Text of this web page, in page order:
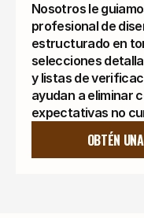
Nosotros le
profesional de
estructurado en
selecciones
y listas de
ayudan a eliminar
expectativas no
OBTÉN